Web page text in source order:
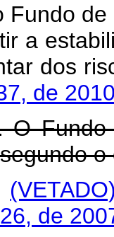
Fundo
a
dos
de
O
de